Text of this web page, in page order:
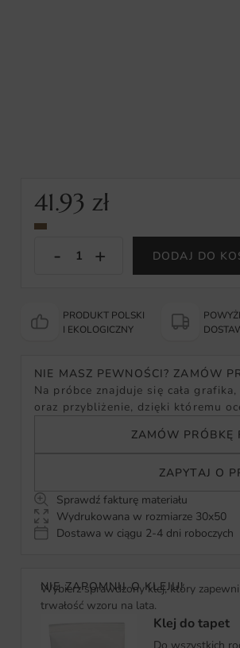
41.93zł
DODAJ DO
PRODUKT POLSKI
I EKOLOGICZNY
NIE MASZ PEWNOŚCI? ZAMÓW
Na próbce znajduje się cała
oraz przybliżenie, dzięki któremu
ZAMÓW PRÓBKĘ
ZAPYTAJ O
Sprawdź fakturę materiału
Wydrukowana w rozmiarze 30x50
Dostawa w ciągu 2-4 dni roboczych
NIE ZAPOMNIJ O KLEJU!
Wybierz sprawdzony klej, który
trwałość wzoru na lata.
Klej do tapet